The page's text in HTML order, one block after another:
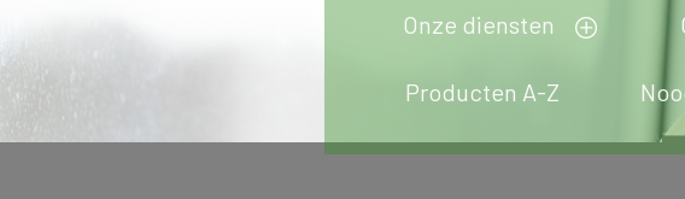
Onze diensten
Producten A-Z